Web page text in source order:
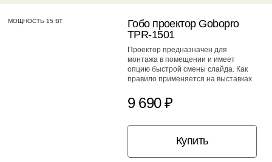
МОЩНОСТЬ 15 ВТ
Гобо проектор Gobopro
TPR-1501
Проектор предназначен для
монтажа в помещении и имеет
опцию быстрой смены слайда. Как
правило применяется на выставках.
9 690 ₽
Купить